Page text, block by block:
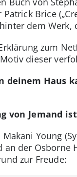
Brice
dem Werk,
zum
dieser
deinem Haus
von Jemand
Makani Young
an der Osborne
zur Freude: